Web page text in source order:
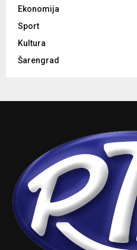
Ekonomija
Sport
Kultura
Šarengrad